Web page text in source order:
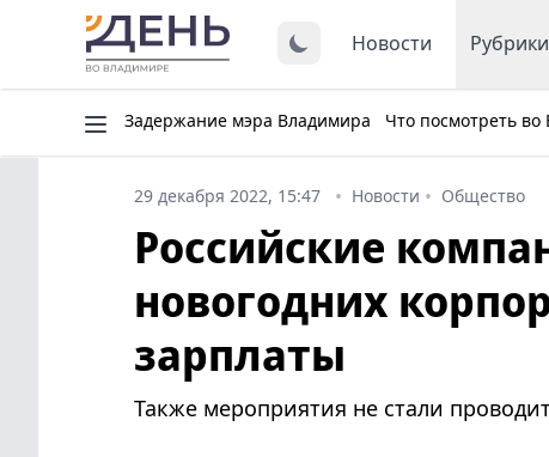
Новости Рубрики
Задержание мэра Владимира Что посмотреть
29 декабря 2022, 15:47 Новости Общество
Российские
новогодних
зарплаты
Также мероприятия не стали